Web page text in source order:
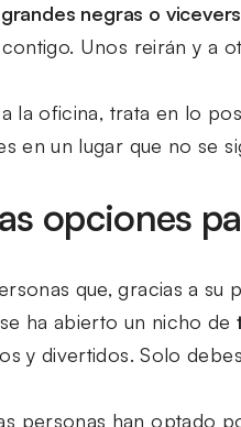
negras o
Unos reirán y a
a la oficina, trata en lo
en un lugar que no se
opciones
que, gracias a
ha abierto un nicho de
y divertidos. Solo
personas han optado